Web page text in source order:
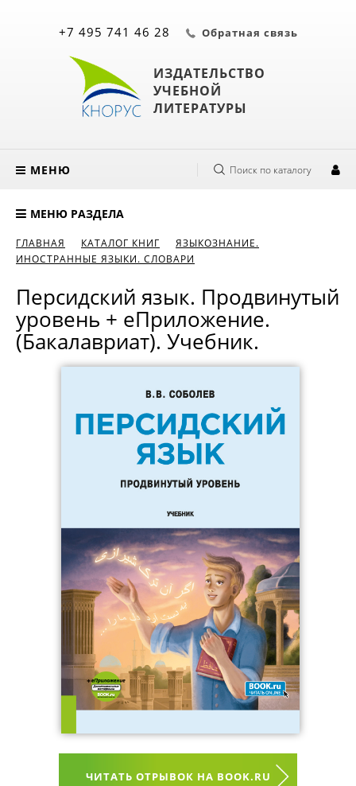
ИЗДАТЕЛЬСТВО
УЧЕБНОЙ
ЛИТЕРАТУРЫ
+7 495 741 46 28 Обратная связь
МЕНЮ Поиск по каталогу
МЕНЮ РАЗДЕЛА
ГЛАВНАЯ КАТАЛОГ КНИГ
ЯЗЫКОЗНАНИЕ.
ИНОСТРАННЫЕ ЯЗЫКИ. СЛОВАРИ
Персидский язык. Продвинутый
уровень + еПриложение.
(Бакалавриат). Учебник.
ЧИТАТЬ ОТРЫВОК НА BOOK.RU